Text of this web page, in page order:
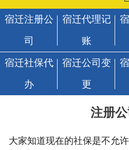
宿迁注册公
司
宿迁代理记
账
宿迁社保代
办
宿迁公司变
更
注册公
大家知道现在的社保是不允